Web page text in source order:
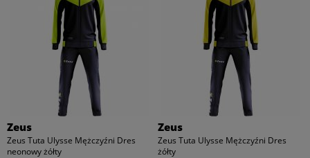
Zeus
Zeus Tuta Ulysse Mężczyźni Dres
neonowy żółty
Zeus
Zeus Tuta Ulysse Mężczyźni Dres
żółty